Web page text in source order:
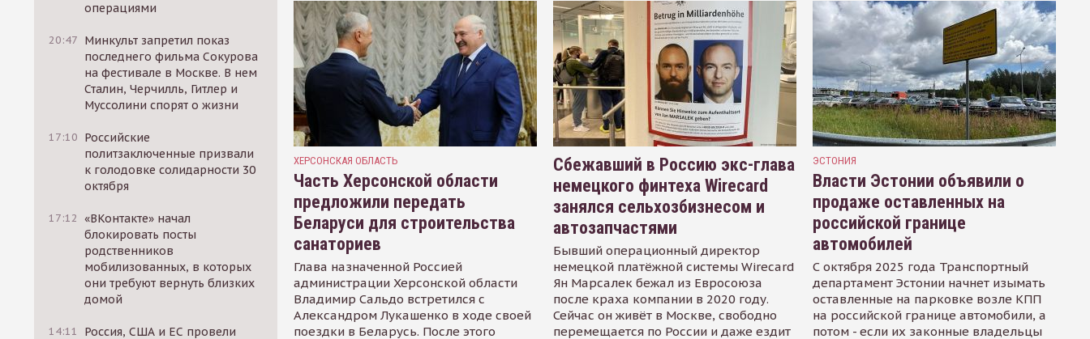
операциями
20:47 Минкульт запретил показ
последнего фильма Сокурова
на фестивале в Москве. В нем
Сталин, Черчилль, Гитлер и
Муссолини спорят о жизни
17:10 Российские
политзаключенные призвали
к голодовке солидарности 30
октября
17:12 «ВКонтакте» начал
блокировать посты
родственников
мобилизованных, в которых
они требуют вернуть близких
домой
14:11
Россия, США и ЕС провели
ХЕРСОНСКАЯ ОБЛАСТЬ
Часть Херсонской области
предложили передать
Беларуси для строительства
санаториев
Глава назначенной Россией
администрации Херсонской области
Владимир Сальдо встретился с
Александром Лукашенко в ходе своей
поездки в Беларусь. После этого
Сбежавший в Россию экс-глава
немецкого финтеха Wirecard
занялся сельхозбизнесом и
автозапчастями
Бывший операционный директор
немецкой платёжной системы Wirecard
Ян Марсалек бежал из Евросоюза
после краха компании в 2020 году.
Сейчас он живёт в Москве, свободно
перемещается по России и даже ездит
ЭСТОНИЯ
Власти Эстонии объявили о
продаже оставленных на
российской границе
автомобилей
С октября 2025 года Транспортный
департамент Эстонии начнет изымать
оставленные на парковке возле КПП
на российской границе автомобили, а
потом - если их законные владельцы